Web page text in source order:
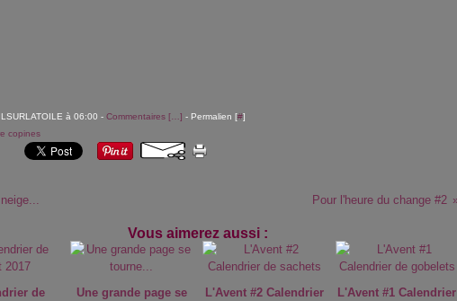
à 06:00 - Commentaires [ ] - Permalien [#]
copines
Pour l'heure du change #2
Vous aimerez aussi :
de
Une grande page se
L'Avent #2 Calendrier
L'Avent #1 Calendrier